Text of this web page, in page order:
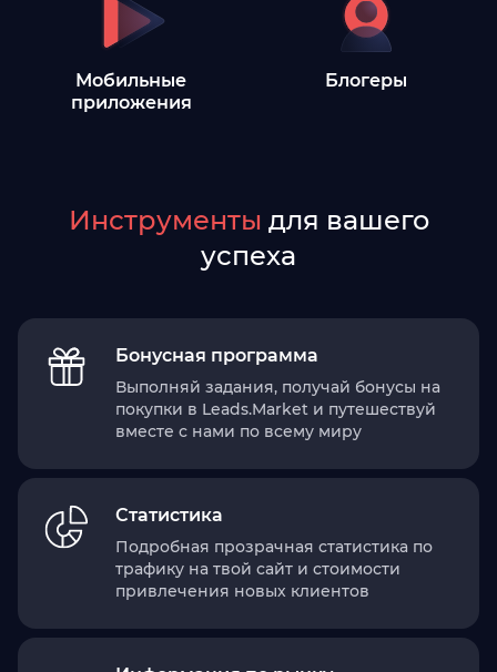
Мобильные
приложения
Блогеры
Инструменты для вашего
успеха
Бонусная программа
Выполняй задания, получай бонусы на
покупки в Leads.Market и путешествуй
вместе с нами по всему миру
Статистика
Подробная прозрачная статистика по
трафику на твой сайт и стоимости
привлечения новых клиентов